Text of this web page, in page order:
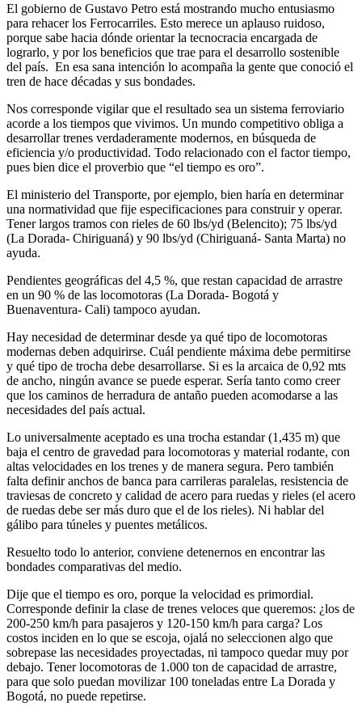
El gobierno de Gustavo Petro está mostrando mucho entusiasmo
para rehacer los Ferrocarriles. Esto merece un aplauso ruidoso,
porque sabe hacia dónde orientar la tecnocracia encargada de
lograrlo, y por los beneficios que trae para el desarrollo sostenible
del país. En esa sana intención lo acompaña la gente que conoció el
tren de hace décadas y sus bondades.
Nos corresponde vigilar que el resultado sea un sistema ferroviario
acorde a los tiempos que vivimos. Un mundo competitivo obliga a
desarrollar trenes verdaderamente modernos, en búsqueda de
eficiencia y/o productividad. Todo relacionado con el factor tiempo,
pues bien dice el proverbio que “el tiempo es oro”.
El ministerio del Transporte, por ejemplo, bien haría en determinar
una normatividad que fije especificaciones para construir y operar.
Tener largos tramos con rieles de 60 lbs/yd (Belencito); 75 lbs/yd
(La Dorada- Chiriguaná) y 90 lbs/yd (Chiriguaná- Santa Marta) no
ayuda.
Pendientes geográficas del 4,5 %, que restan capacidad de arrastre
en un 90 % de las locomotoras (La Dorada- Bogotá y
Buenaventura- Cali) tampoco ayudan.
Hay necesidad de determinar desde ya qué tipo de locomotoras
modernas deben adquirirse. Cuál pendiente máxima debe permitirse
y qué tipo de trocha debe desarrollarse. Si es la arcaica de 0,92 mts
de ancho, ningún avance se puede esperar. Sería tanto como creer
que los caminos de herradura de antaño pueden acomodarse a las
necesidades del país actual.
Lo universalmente aceptado es una trocha estandar (1,435 m) que
baja el centro de gravedad para locomotoras y material rodante, con
altas velocidades en los trenes y de manera segura. Pero también
falta definir anchos de banca para carrileras paralelas, resistencia de
traviesas de concreto y calidad de acero para ruedas y rieles (el acero
de ruedas debe ser más duro que el de los rieles). Ni hablar del
gálibo para túneles y puentes metálicos.
Resuelto todo lo anterior, conviene detenernos en encontrar las
bondades comparativas del medio.
Dije que el tiempo es oro, porque la velocidad es primordial.
Corresponde definir la clase de trenes veloces que queremos: ¿los de
200-250 km/h para pasajeros y 120-150 km/h para carga? Los
costos inciden en lo que se escoja, ojalá no seleccionen algo que
sobrepase las necesidades proyectadas, ni tampoco quedar muy por
debajo. Tener locomotoras de 1.000 ton de capacidad de arrastre,
para que solo puedan movilizar 100 toneladas entre La Dorada y
Bogotá, no puede repetirse.